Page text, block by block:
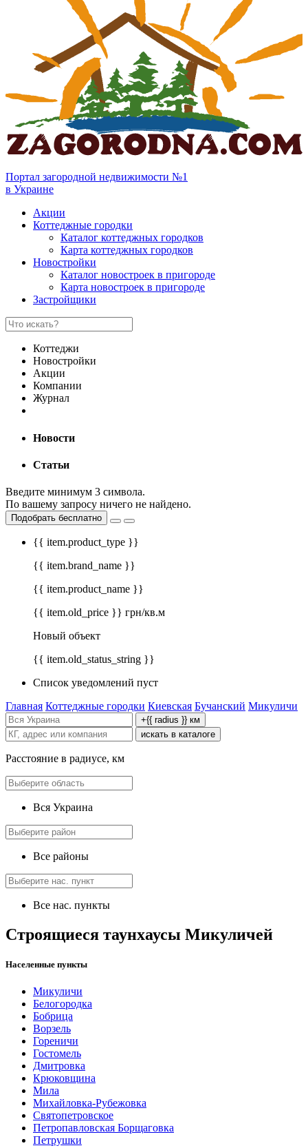
Портал загородной недвижимости №1
в Украине
Акции
Коттеджные городки
Каталог коттеджных городков
Карта коттеджных городков
Новостройки
Каталог новостроек в пригороде
Карта новостроек в пригороде
Застройщики
Коттеджи
Новостройки
Акции
Компании
Журнал
Новости
Статьи
Введите минимум 3 символа.
По вашему запросу ничего не найдено.
Подобрать бесплатно
{{ item.product_type }}
{{ item.brand_name }}
{{ item.product_name }}
{{ item.old_price }} грн/кв.м
Новый объект
{{ item.old_status_string }}
Список уведомлений пуст
Главная Коттеджные городки Киевская Бучанский Микуличи
+{{ radius }} км
искать в каталоге
Расстояние в радиусе, км
Вся Украина
Все районы
Все нас. пункты
Строящиеся таунхаусы Микуличей
Населенные пункты
Микуличи
Белогородка
Бобрица
Ворзель
Гореничи
Гостомель
Дмитровка
Крюковщина
Мила
Михайловка-Рубежовка
Святопетровское
Петропавловская Борщаговка
Петрушки